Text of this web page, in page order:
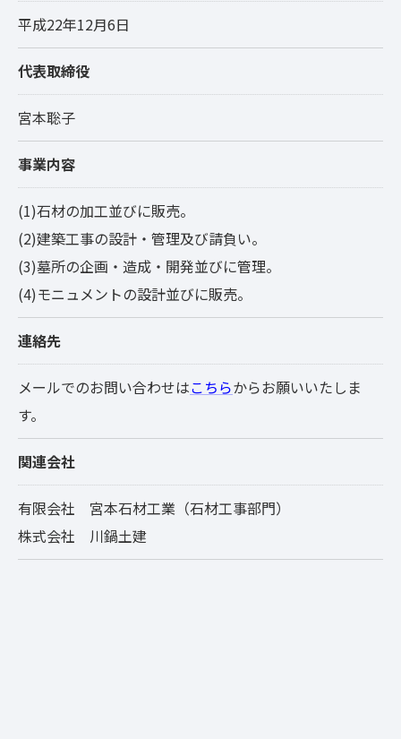
平成22年12月6日
代表取締役
宮本聡子
事業内容
(1)石材の加工並びに販売。
(2)建築工事の設計・管理及び請負い。
(3)墓所の企画・造成・開発並びに管理。
(4)モニュメントの設計並びに販売。
連絡先
メールでのお問い合わせはこちらからお願いいたしま
す。
関連会社
有限会社 宮本石材工業（石材工事部門）
株式会社 川鍋土建